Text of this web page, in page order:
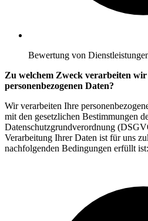
Bewertung von
Zu welchem Zweck verarbeiten
personenbezogenen Daten?
Wir verarbeiten Ihre
mit den gesetzlichen Bestimmungen
Datenschutzgrundverordnung
Verarbeitung Ihrer Daten ist für uns
nachfolgenden Bedingungen erfüllt ist: